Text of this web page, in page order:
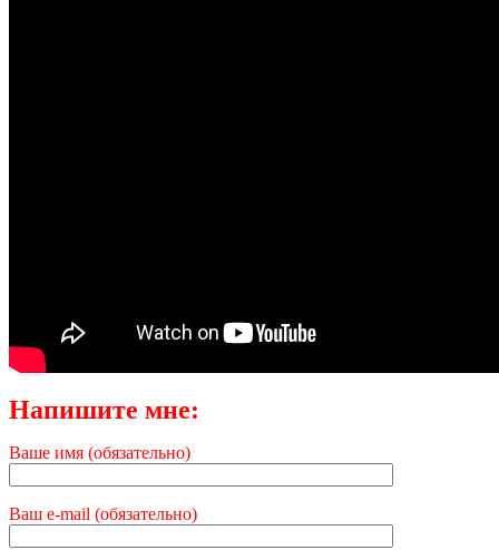
Напишите мне:
Ваше имя (обязательно)
Ваш e-mail (обязательно)